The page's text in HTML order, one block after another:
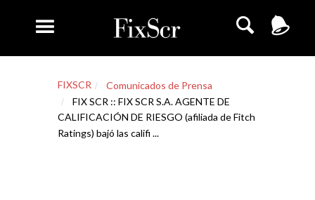
FIXSCR
Comunicados de Prensa
FIX SCR :: FIX SCR S.A. AGENTE DE
CALIFICACIÓN DE RIESGO (afiliada de Fitch
Ratings) bajó las califi ...